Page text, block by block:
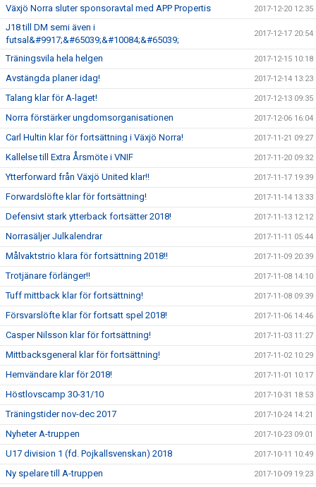
Växjö Norra sluter sponsoravtal med APP Propertis 2017-12-20 12:35
J18 till DM semi även i
futsal&#9917;&#65039;&#10084;&#65039;
2017-12-17 20:54
Träningsvila hela helgen 2017-12-15 10:18
Avstängda planer idag! 2017-12-14 13:23
Talang klar för A-laget! 2017-12-13 09:35
Norra förstärker ungdomsorganisationen 2017-12-06 16:04
Carl Hultin klar för fortsättning i Växjö Norra! 2017-11-21 09:27
Kallelse till Extra Årsmöte i VNIF 2017-11-20 09:32
Ytterforward från Växjö United klar!! 2017-11-17 19:39
Forwardslöfte klar för fortsättning! 2017-11-14 13:33
Defensivt stark ytterback fortsätter 2018! 2017-11-13 12:12
Norrasäljer Julkalendrar 2017-11-11 05:44
Målvaktstrio klara för fortsättning 2018!! 2017-11-09 20:39
Trotjänare förlänger!! 2017-11-08 14:10
Tuff mittback klar för fortsättning! 2017-11-08 09:39
Försvarslöfte klar för fortsatt spel 2018! 2017-11-06 14:46
Casper Nilsson klar för fortsättning! 2017-11-03 11:27
Mittbacksgeneral klar för fortsättning! 2017-11-02 10:29
Hemvändare klar för 2018! 2017-11-01 10:17
Höstlovscamp 30-31/10 2017-10-31 18:53
Träningstider nov-dec 2017 2017-10-24 14:21
Nyheter A-truppen 2017-10-23 09:01
U17 division 1 (fd. Pojkallsvenskan) 2018 2017-10-11 10:49
Ny spelare till A-truppen 2017-10-09 19:23